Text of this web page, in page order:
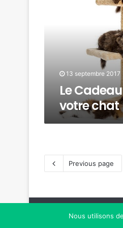
13 septembre 2017
Le
votre chat
Previous page
© 2017-2026. Création
Nous utilisons